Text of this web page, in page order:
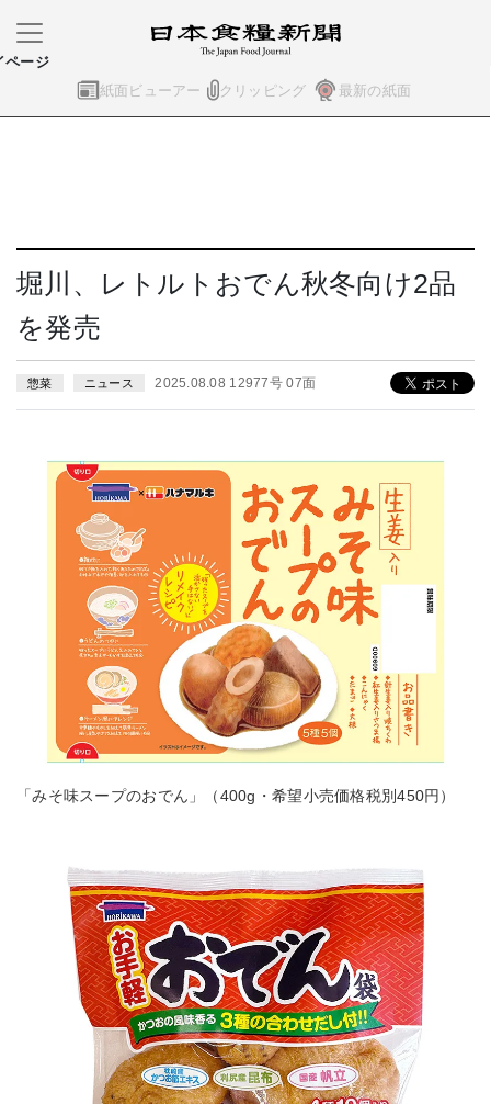
紙面ビューアー クリッピング 最新の紙面
ページ
堀川、レトルトおでん秋冬向け2品
を発売
惣菜 ニュース 2025.08.08 12977号 07面
「みそ味スープのおでん」（400g・希望小売価格税別450円）